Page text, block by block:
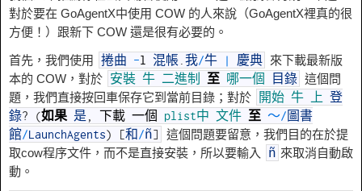
對於要在 GoAgentX中使用 COW 的人來說（GoAgentX裡真的很
方便！）跟新下 COW 還是很有必要的。
首先，我們使用 捲曲 -l 混帳.我/牛 | 慶典
來下載最新版
本的 COW，對於
安裝 牛 二進制 至 哪一個 目錄 這個問
題，我們直接按回車保存它到當前目錄；對於
開始 牛 上 登
錄? (如果 是 , 下載 一個 plist中 文件 至 〜/ 圖書
館/LaunchAgents) [和/ñ]
這個問題要留意，我們目的在於提
取cow程序文件，而不是直接安​​裝，所以要輸入
ñ 來取消自動啟
動。